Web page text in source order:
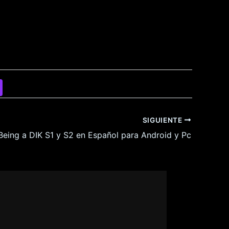
SIGUIENTE
a DIK S1 y S2 en Español para Android y Pc